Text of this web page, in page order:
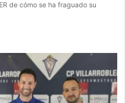
de cómo se ha fraguado su